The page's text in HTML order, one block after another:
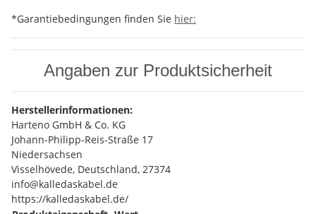
*Garantiebedingungen finden Sie hier:
Angaben zur Produktsicherheit
Herstellerinformationen:
Harteno GmbH & Co. KG
Johann-Philipp-Reis-Straße 17
Niedersachsen
Visselhövede, Deutschland, 27374
info@kalledaskabel.de
https://kalledaskabel.de/